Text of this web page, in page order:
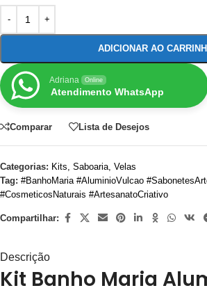
ADICIONAR AO
Adriana Online
Atendimento WhatsApp
Comparar Lista de Desejos
Categorias: Kits, Saboaria, Velas
Tag: #BanhoMaria #AluminioVulcao
#CosmeticosNaturais #ArtesanatoCriativo
Compartilhar:
Descrição
Kit Banho Maria